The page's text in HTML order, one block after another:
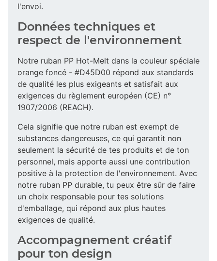
l'envoi.
Données techniques et
respect de l'environnement
Notre ruban PP Hot-Melt dans la couleur spéciale
orange foncé - #D45D00 répond aux standards
de qualité les plus exigeants et satisfait aux
exigences du règlement européen (CE) n°
1907/2006 (REACH).
Cela signifie que notre ruban est exempt de
substances dangereuses, ce qui garantit non
seulement la sécurité de tes produits et de ton
personnel, mais apporte aussi une contribution
positive à la protection de l'environnement. Avec
notre ruban PP durable, tu peux être sûr de faire
un choix responsable pour tes solutions
d'emballage, qui répond aux plus hautes
exigences de qualité.
Accompagnement créatif
pour ton design